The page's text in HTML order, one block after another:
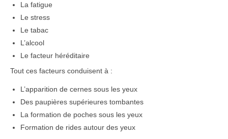
La fatigue
Le stress
Le tabac
L’alcool
Le facteur héréditaire
Tout ces facteurs conduisent à :
L’apparition de cernes sous les yeux
Des paupières supérieures tombantes
La formation de poches sous les yeux
Formation de rides autour des yeux